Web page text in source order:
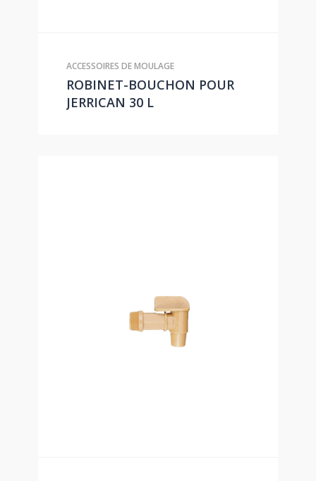
ACCESSOIRES DE MOULAGE
ROBINET-BOUCHON POUR
JERRICAN 30 L